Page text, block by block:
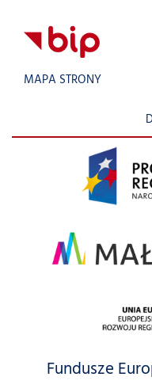
MAPA STRONY
Fundusze